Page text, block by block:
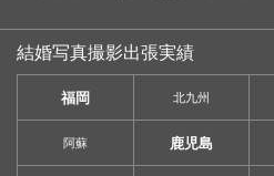
結婚写真撮影出張実績
福岡 北九州
阿蘇 鹿児島